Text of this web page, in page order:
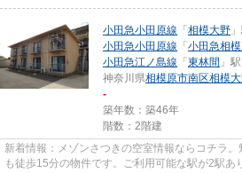
小田急小田原線 「 相模大野
小田急小田原線 「 小田急相
小田急江ノ島線 「 東林間 」
神奈川県相模原市南区相模
-
築年数：築46年
階数：2階建
新着情報：メゾンさつきの空室情報ならコチラ
も徒歩15分の物件です。ご利用可能な駅が2駅あ